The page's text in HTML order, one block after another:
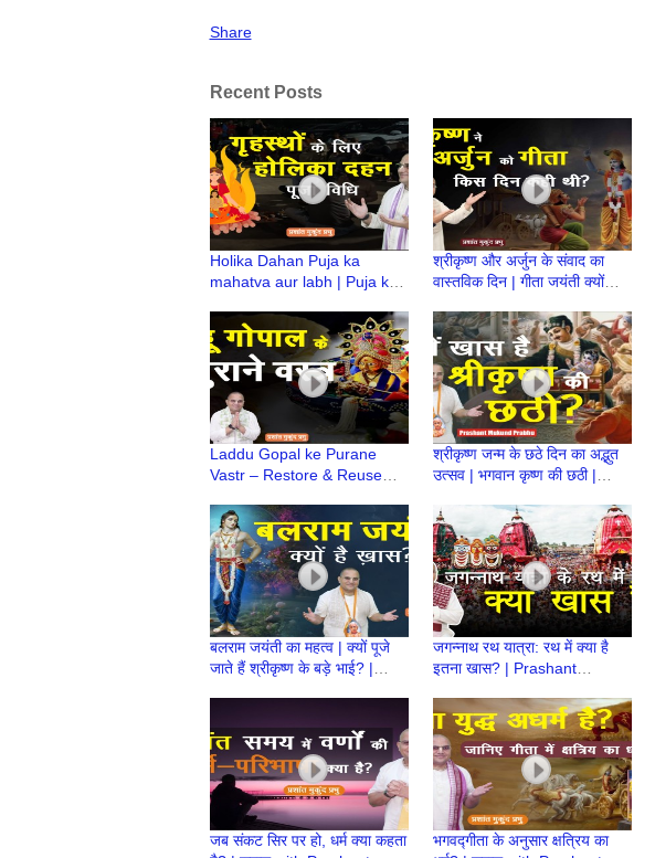
Share
Recent Posts
Holika Dahan Puja ka
mahatva aur labh | Puja ke
Mukund Prabhu
श्रीकृष्ण और अर्जुन के संवाद का
वास्तविक दिन | गीता जयंती क्यों
Mukund Prabhu
Laddu Gopal ke Purane
Vastr – Restore & Reuse
Prabhu
श्रीकृष्ण जन्म के छठे दिन का अद्भुत
उत्सव | भगवान कृष्ण की छठी |
छठी कथा
बलराम जयंती का महत्व | क्यों पूजे
जाते हैं श्रीकृष्ण के बड़े भाई? |
जगन्नाथ रथ यात्रा: रथ में क्या है
इतना खास? | Prashant
जब संकट सिर पर हो, धर्म क्या कहता
भगवद्गीता के अनुसार क्षत्रिय का